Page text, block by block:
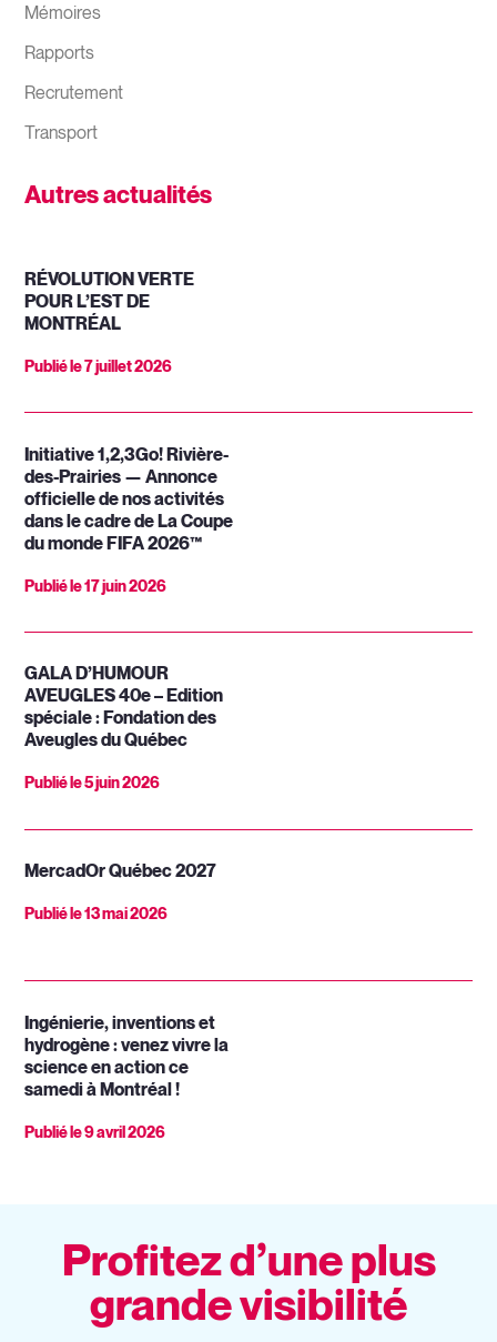
Mémoires
Rapports
Recrutement
Transport
Autres actualités
RÉVOLUTION VERTE
POUR L’EST DE
MONTRÉAL
Publié le7 juillet 2026
Initiative 1,2,3Go! Rivière-
des-Prairies — Annonce
officielle de nos activités
dans le cadre de La Coupe
du monde FIFA 2026™
Publié le17 juin 2026
GALA D’HUMOUR
AVEUGLES 40e – Edition
spéciale : Fondation des
Aveugles du Québec
Publié le5 juin 2026
MercadOr Québec 2027
Publié le13 mai 2026
Ingénierie, inventions et
hydrogène : venez vivre la
science en action ce
samedi à Montréal !
Publié le9 avril 2026
Profitez d’une plus
grande visibilité